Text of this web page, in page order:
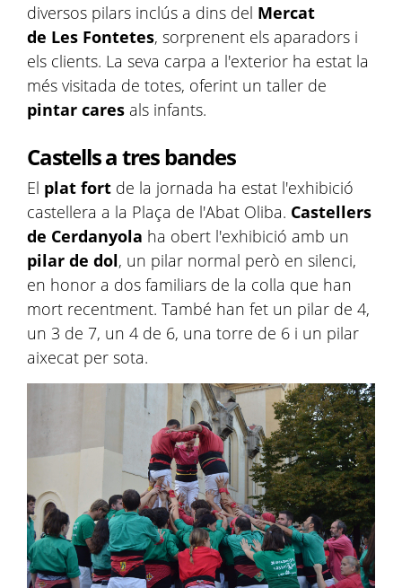
diversos pilars inclús a dins del Mercat
de Les Fontetes, sorprenent els aparadors i
els clients. La seva carpa a l'exterior ha estat la
més visitada de totes, oferint un taller de
pintar cares als infants.
Castells a tres bandes
El plat fort de la jornada ha estat l'exhibició
castellera a la Plaça de l'Abat Oliba. Castellers
de Cerdanyola ha obert l'exhibició amb un
pilar de dol, un pilar normal però en silenci,
en honor a dos familiars de la colla que han
mort recentment. També han fet un pilar de 4,
un 3 de 7, un 4 de 6, una torre de 6 i un pilar
aixecat per sota.